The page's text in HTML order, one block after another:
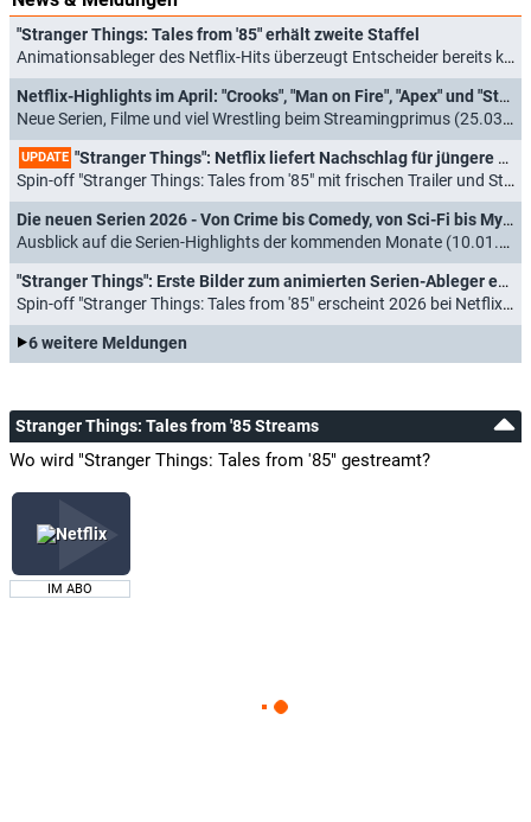
"Stranger Things: Tales from '85" erhält zweite Staffel
Animationsableger des Netflix-Hits überzeugt Entscheider bereits kurz nach Start (29.04.2026)
Netflix-Highlights im April: "Crooks", "Man on Fire", "Apex" und "Stranger Things: Tales from '85"
Neue Serien, Filme und viel Wrestling beim Streamingprimus (25.03.2026)
UPDATE "Stranger Things": Netflix liefert Nachschlag für jüngere Fans
Spin-off "Stranger Things: Tales from '85" mit frischen Trailer und Starttermin (02.02.2026)
Die neuen Serien 2026 - Von Crime bis Comedy, von Sci-Fi bis Mystery
Ausblick auf die Serien-Highlights der kommenden Monate (10.01.2026)
"Stranger Things": Erste Bilder zum animierten Serien-Ableger enthüllt
Spin-off "Stranger Things: Tales from '85" erscheint 2026 bei Netflix (07.11.2025)
6 weitere Meldungen
Stranger Things: Tales from '85 Streams
Wo wird "Stranger Things: Tales from '85" gestreamt?
IM ABO